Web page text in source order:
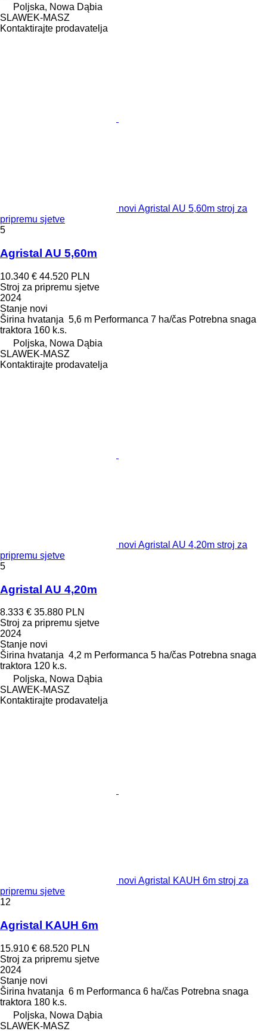
Poljska, Nowa Dąbia
SLAWEK-MASZ
Kontaktirajte prodavatelja
novi Agristal AU 5,60m stroj za
pripremu sjetve
5
Agristal AU 5,60m
10.340 € 44.520 PLN
Stroj za pripremu sjetve
2024
Stanje novi
Širina hvatanja 5,6 m Performanca 7 ha/čas Potrebna snaga
traktora 160 k.s.
Poljska, Nowa Dąbia
SLAWEK-MASZ
Kontaktirajte prodavatelja
novi Agristal AU 4,20m stroj za
pripremu sjetve
5
Agristal AU 4,20m
8.333 € 35.880 PLN
Stroj za pripremu sjetve
2024
Stanje novi
Širina hvatanja 4,2 m Performanca 5 ha/čas Potrebna snaga
traktora 120 k.s.
Poljska, Nowa Dąbia
SLAWEK-MASZ
Kontaktirajte prodavatelja
novi Agristal KAUH 6m stroj za
pripremu sjetve
12
Agristal KAUH 6m
15.910 € 68.520 PLN
Stroj za pripremu sjetve
2024
Stanje novi
Širina hvatanja 6 m Performanca 6 ha/čas Potrebna snaga
traktora 180 k.s.
Poljska, Nowa Dąbia
SLAWEK-MASZ